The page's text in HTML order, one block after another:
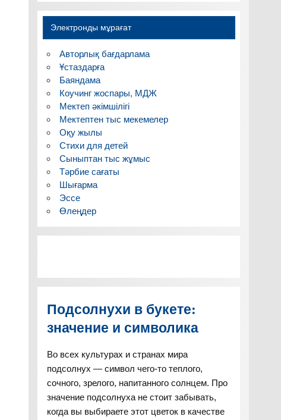
Электронды мұрағат
Авторлық бағдарлама
Ұстаздарға
Баяндама
Коучинг жоспары, МДЖ
Мектеп әкімшілігі
Мектептен тыс мекемелер
Оқу жылы
Стихи для детей
Сыныптан тыс жұмыс
Тәрбие сағаты
Шығарма
Эссе
Өлеңдер
Подсолнухи в букете:
значение и символика
Во всех культурах и странах мира
подсолнух — символ чего-то теплого,
сочного, зрелого, напитанного солнцем. Про
значение подсолнуха не стоит забывать,
когда вы выбираете этот цветок в качестве